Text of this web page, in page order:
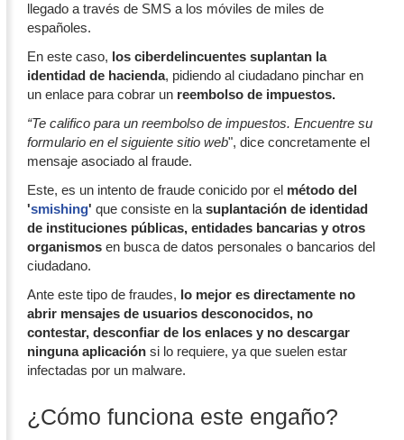
llegado a través de SMS a los móviles de miles de
españoles.
En este caso, los ciberdelincuentes suplantan la
identidad de hacienda, pidiendo al ciudadano pinchar en
un enlace para cobrar un reembolso de impuestos.
“Te califico para un reembolso de impuestos. Encuentre su
formulario en el siguiente sitio web", dice concretamente el
mensaje asociado al fraude.
Este, es un intento de fraude conicido por el método del
'smishing' que consiste en la suplantación de identidad
de instituciones públicas, entidades bancarias y otros
organismos en busca de datos personales o bancarios del
ciudadano.
Ante este tipo de fraudes, lo mejor es directamente no
abrir mensajes de usuarios desconocidos, no
contestar, desconfiar de los enlaces y no descargar
ninguna aplicación si lo requiere, ya que suelen estar
infectadas por un malware.
¿Cómo funciona este engaño?